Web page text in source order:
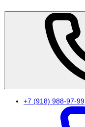
+7 (918) 988-97-99